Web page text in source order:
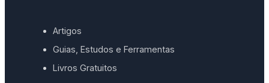
Artigos
Guias, Estudos e Ferramentas
Livros Gratuitos